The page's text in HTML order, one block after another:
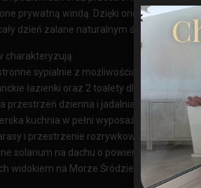
prywatną windą. Dzięki orientacji na
dzień zalane naturalnym światłem.
charakteryzują:
sypialnie z możliwością stworzenia
łazienki oraz 2 toalety dla gości
przestrzeń dzienna i jadalnia
kuchnia w pełni wyposażona w sprzęt
i przestrzenie rozrywkowe na świeżym
solarium na dachu o powierzchni 75 m² z
widokiem na Morze Śródziemne